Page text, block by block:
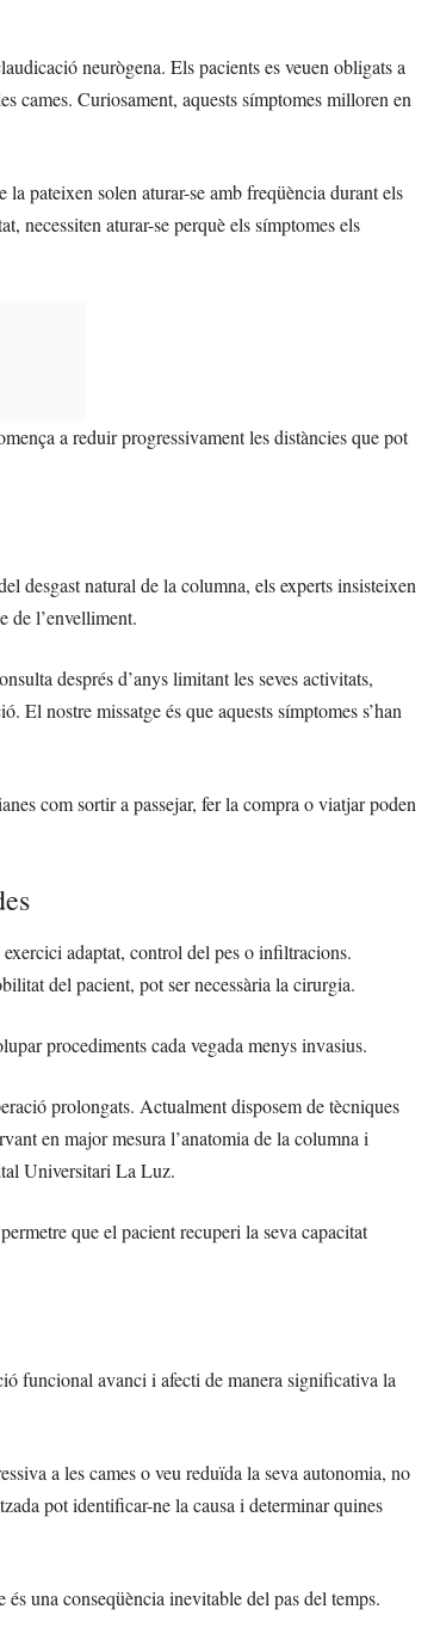
neurògena. Els pacients es veuen obligats a
cames. Curiosament, aquests símptomes milloren en
pateixen solen aturar-se amb freqüència durant els
necessiten aturar-se perquè els símptomes els
a reduir progressivament les distàncies que pot
desgast natural de la columna, els experts insisteixen
de l’envelliment.
després d’anys limitant les seves activitats,
El nostre missatge és que aquests símptomes s’han
com sortir a passejar, fer la compra o viatjar poden
adaptat, control del pes o infiltracions.
del pacient, pot ser necessària la cirurgia.
procediments cada vegada menys invasius.
prolongats. Actualment disposem de tècniques
en major mesura l’anatomia de la columna i
Universitari La Luz.
que el pacient recuperi la seva capacitat
funcional avanci i afecti de manera significativa la
a les cames o veu reduïda la seva autonomia, no
pot identificar-ne la causa i determinar quines
una conseqüència inevitable del pas del temps.